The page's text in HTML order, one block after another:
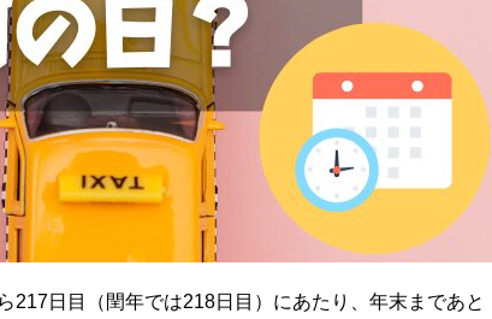
217日目（閏年では218日目）にあたり、年末まであと